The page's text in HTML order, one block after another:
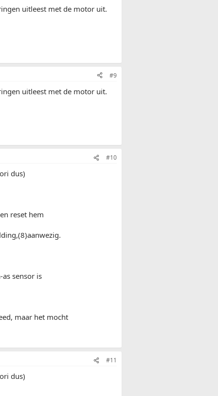
uitleest met de motor uit.
#9
uitleest met de motor uit.
#10
dus)
reset hem
sensor is
maar het mocht
#11
dus)